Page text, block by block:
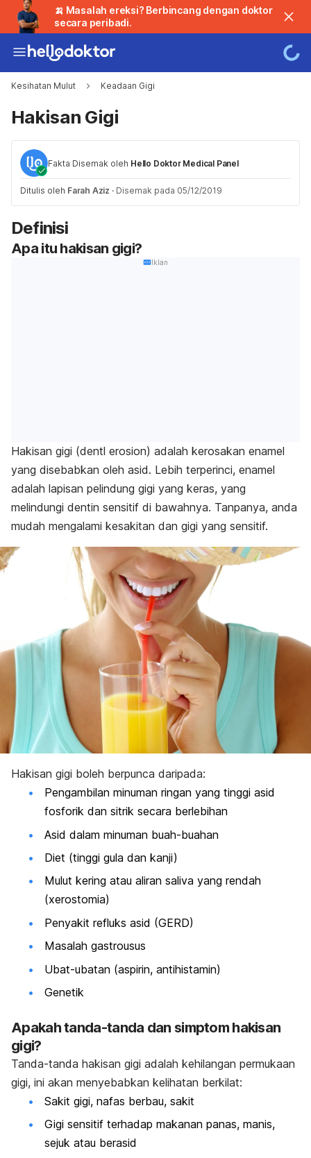
🍌 Masalah ereksi? Berbincang dengan doktor
secara peribadi.
Kesihatan Mulut Keadaan Gigi
Hakisan Gigi
Fakta Disemak oleh Hello Doktor Medical Panel
Ditulis oleh Farah Aziz · Disemak pada 05/12/2019
Definisi
Apa itu hakisan gigi?
Iklan
Hakisan gigi (dentl erosion) adalah kerosakan enamel
yang disebabkan oleh asid. Lebih terperinci, enamel
adalah lapisan pelindung gigi yang keras, yang
melindungi dentin sensitif di bawahnya. Tanpanya, anda
mudah mengalami kesakitan dan gigi yang sensitif.
Hakisan gigi boleh berpunca daripada:
Pengambilan minuman ringan yang tinggi asid
fosforik dan sitrik secara berlebihan
Asid dalam minuman buah-buahan
Diet (tinggi gula dan kanji)
Mulut kering atau aliran saliva yang rendah
(xerostomia)
Penyakit refluks asid (GERD)
Masalah gastrousus
Ubat-ubatan (aspirin, antihistamin)
Genetik
Apakah tanda-tanda dan simptom hakisan
gigi?
Tanda-tanda hakisan gigi adalah kehilangan permukaan
gigi, ini akan menyebabkan kelihatan berkilat:
Sakit gigi, nafas berbau, sakit
Gigi sensitif terhadap makanan panas, manis,
sejuk atau berasid